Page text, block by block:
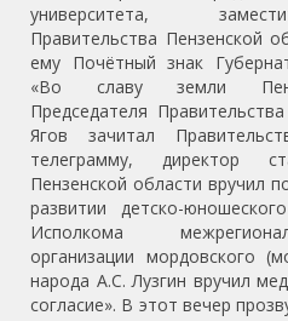
университета,
Правительства Пензенской
ему Почётный знак
«Во славу земли
Председателя
Ягов зачитал
телеграмму, директор
Пензенской области вручил
развитии детско-
Исполкома
организации мордовского
народа А.С. Лузгин вручил
согласие». В этот вечер